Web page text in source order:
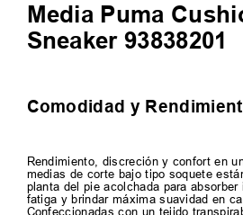
Media Puma
Sneaker 93838201
Comodidad y
Rendimiento, discreción y confort en
medias de corte bajo tipo soquete
planta del pie acolchada para
fatiga y brindar máxima suavidad en
Confeccionadas con un tejido